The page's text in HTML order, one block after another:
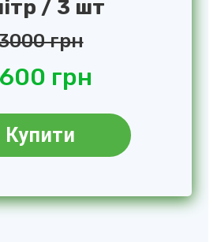
/ 3 шт
грн
грн
Купити